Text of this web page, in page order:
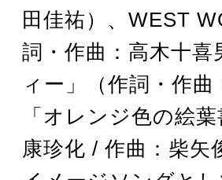
田佳祐）、WEST
詞・作曲：高木十
ィー」（作詞・作
「オレンジ色の絵
康珍化 / 作曲：柴矢